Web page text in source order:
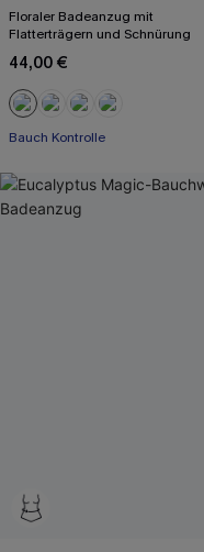
Floraler Badeanzug mit
Flatterträgern und Schnürung
44,00 €
Bauch Kontrolle